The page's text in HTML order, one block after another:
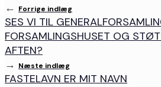
← Forrige indlæg
SES VI TIL
FORSAMLINGSHUSET OG
AFTEN?
→ Næste indlæg
FASTELAVN ER MIT NAVN